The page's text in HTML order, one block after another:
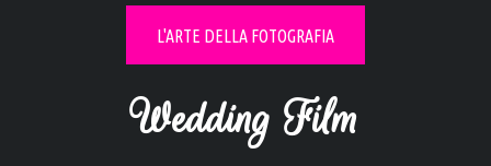
L'ARTE DELLA FOTOGRAFIA
Wedding Film